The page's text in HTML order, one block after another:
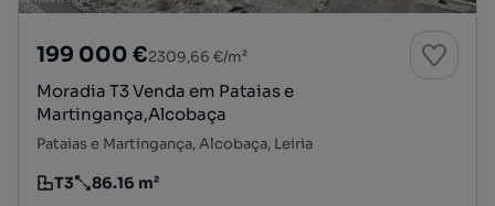
199 000 €2309,66 €/m²
Moradia T3 Venda em Pataias e
Martingança,Alcobaça
Pataias e Martingança, Alcobaça, Leiria
Tipologia
T3
Preço por metro quadrado
86.16 m²